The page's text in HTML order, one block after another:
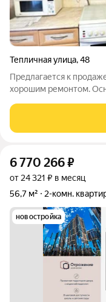
Тепличная улица,48
Предлагается к
хорошим ремонтом.
всегда есть
центра города можно
6 770 266₽
от 24 321 ₽ в месяц
56,7 м²
2-комн.
новостройка